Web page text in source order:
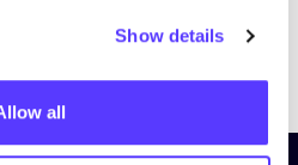
Show details
all